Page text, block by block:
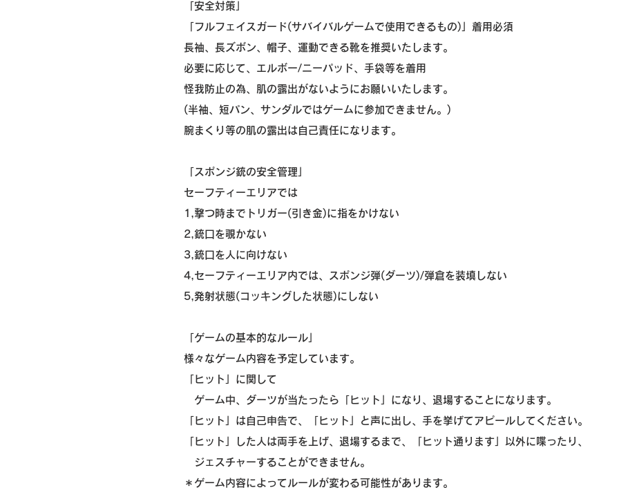
「安全対策」
「フルフェイスガード(サバイバルゲームで使用できるもの)」着用必須
長袖、長ズボン、帽子、運動できる靴を推奨いたします。
必要に応じて、エルボー/ニーパッド、手袋等を着用
怪我防止の為、肌の露出がないようにお願いいたします。
(半袖、短パン、サンダルではゲームに参加できません。)
腕まくり等の肌の露出は自己責任になります。
「スポンジ銃の安全管理」
セーフティーエリアでは
1,撃つ時までトリガー(引き金)に指をかけない
2,銃口を覗かない
3,銃口を人に向けない
4,セーフティーエリア内では、スポンジ弾(ダーツ)/弾倉を装填しない
5,発射状態(コッキングした状態)にしない
「ゲームの基本的なルール」
様々なゲーム内容を予定しています。
「ヒット」に関して
ゲーム中、ダーツが当たったら「ヒット」になり、退場することになります。
「ヒット」は自己申告で、「ヒット」と声に出し、手を挙げてアピールしてください。
「ヒット」した人は両手を上げ、退場するまで、「ヒット通ります」以外に喋ったり、
ジェスチャーすることができません。
＊ゲーム内容によってルールが変わる可能性があります。